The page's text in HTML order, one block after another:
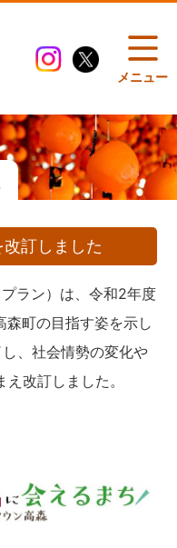
メニュー
訂しました
ラン）は、令和2年度
森町の目指す姿を示し
、社会情勢の変化や
改訂しました。